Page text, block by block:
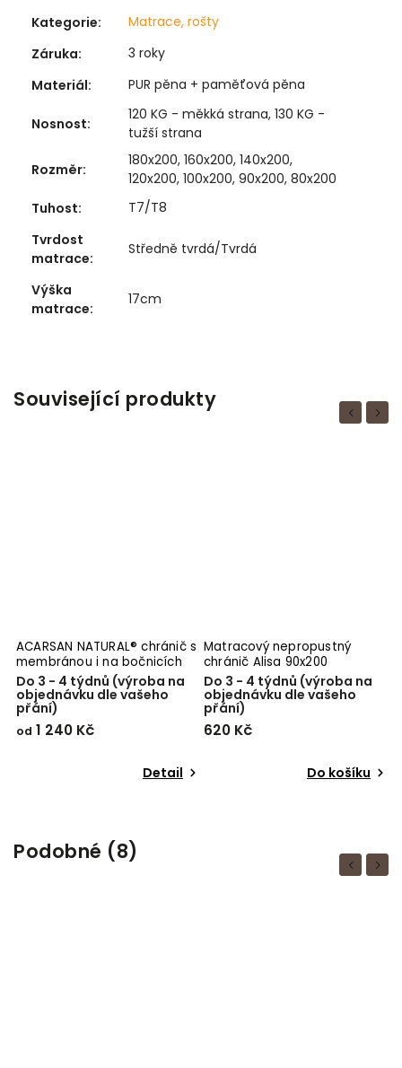
Kategorie:
Matrace, rošty
Záruka:
3 roky
Materiál: PUR pěna + paměťová pěna
Nosnost:
120 KG - měkká strana, 130 KG -
tužší strana
Rozměr:
180x200, 160x200, 140x200,
120x200, 100x200, 90x200, 80x200
Tuhost:
T7/T8
Tvrdost
matrace:
Středně tvrdá/Tvrdá
Výška
matrace:
17cm
Související produkty Previous
ACARSAN NATURAL® chránič s
membránou i na bočnicích
Do 3 - 4 týdnů (výroba na
objednávku dle vašeho
přání)
od 1 240 Kč
Detail
Matracový nepropustný
chránič Alisa 90x200
Do 3 - 4 týdnů (výroba na
objednávku dle vašeho
přání)
620 Kč
Do košíku
Next
Podobné (8) Previous
Next